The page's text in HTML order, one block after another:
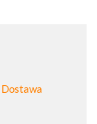
Dostawa